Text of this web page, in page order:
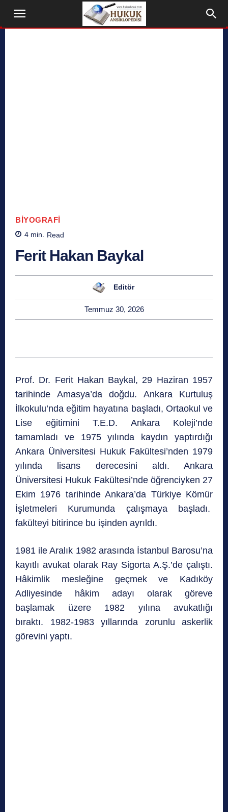
BIYOGRAFI
4 min. Read
Ferit Hakan Baykal
Editör
Temmuz 30, 2026
Prof. Dr. Ferit Hakan Baykal, 29 Haziran 1957
tarihinde Amasya’da doğdu. Ankara Kurtuluş
İlkokulu’nda eğitim hayatına başladı, Ortaokul ve
Lise eğitimini T.E.D. Ankara Koleji’nde
tamamladı ve 1975 yılında kaydın yaptırdığı
Ankara Üniversitesi Hukuk Fakültesi’nden 1979
yılında lisans derecesini aldı. Ankara
Üniversitesi Hukuk Fakültesi’nde öğrenciyken 27
Ekim 1976 tarihinde Ankara’da Türkiye Kömür
İşletmeleri Kurumunda çalışmaya başladı.
fakülteyi bitirince bu işinden ayrıldı.
1981 ile Aralık 1982 arasında İstanbul Barosu’na
kayıtlı avukat olarak Ray Sigorta A.Ş.’de çalıştı.
Hâkimlik mesleğine geçmek ve Kadıköy
Adliyesinde hâkim adayı olarak göreve
başlamak üzere 1982 yılına avukatlığı
bıraktı. 1982-1983 yıllarında zorunlu askerlik
görevini yaptı.